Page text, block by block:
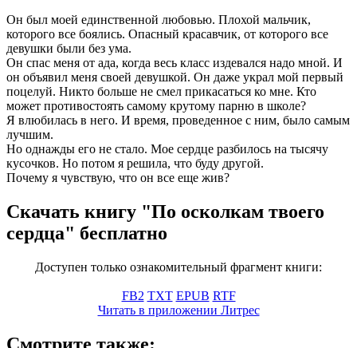
Он был моей единственной любовью. Плохой мальчик,
которого все боялись. Опасный красавчик, от которого все
девушки были без ума.
Он спас меня от ада, когда весь класс издевался надо мной. И
он объявил меня своей девушкой. Он даже украл мой первый
поцелуй. Никто больше не смел прикасаться ко мне. Кто
может противостоять самому крутому парню в школе?
Я влюбилась в него. И время, проведенное с ним, было самым
лучшим.
Но однажды его не стало. Мое сердце разбилось на тысячу
кусочков. Но потом я решила, что буду другой.
Почему я чувствую, что он все еще жив?
Скачать книгу "По осколкам твоего
сердца" бесплатно
Доступен только ознакомительный фрагмент книги:
FB2 TXT EPUB RTF
Читать в приложении Литрес
Смотрите также: